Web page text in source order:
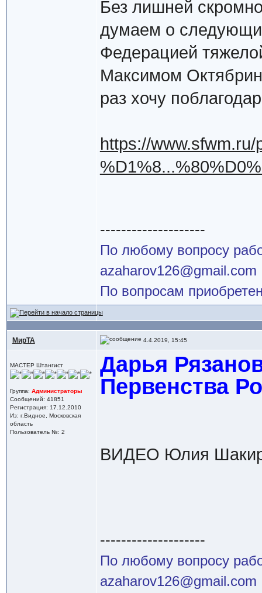
Без лишней
думаем о
Федерацией
Максимом
раз хочу
https://
--------------------
По любому вопросу
azaharov126@gmail.com
По вопросам
МирТА 4.4.2019, 15:45
МАСТЕР Штангист
Группа: Администраторы
Сообщений: 41851
Регистрация: 17.12.2010
Из: г.Видное, Московская
область
Пользователь №: 2
Дарья
Первенства
ВИДЕО Юлия
--------------------
По любому вопросу
azaharov126@gmail.com